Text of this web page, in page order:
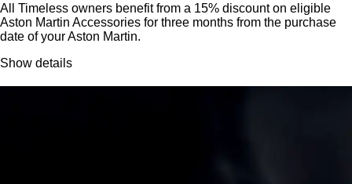
All Timeless owners benefit from a 15% discount on eligible
Aston Martin Accessories for three months from the purchase
date of your Aston Martin.
Show details